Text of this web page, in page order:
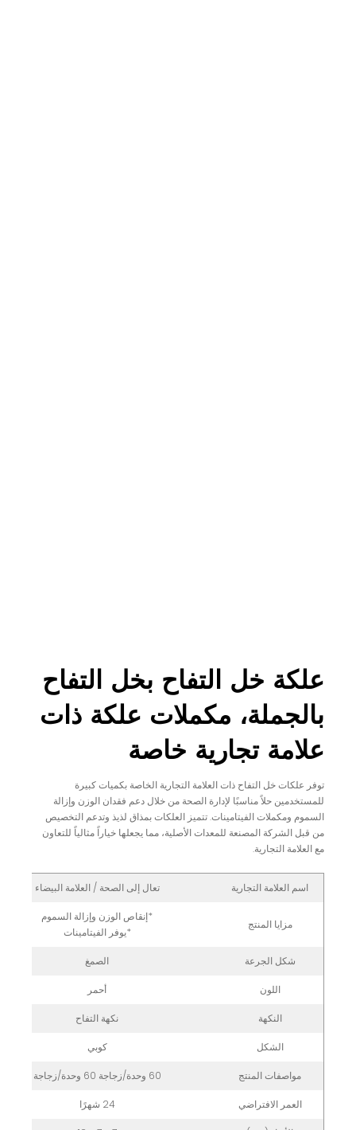
علكة خل التفاح بخل التفاح
بالجملة، مكملات علكة ذات
علامة تجارية خاصة
توفر علكات خل التفاح ذات العلامة التجارية الخاصة بكميات كبيرة
للمستخدمين حلاً مناسبًا لإدارة الصحة من خلال دعم فقدان الوزن وإزالة
السموم ومكملات الفيتامينات. تتميز العلكات بمذاق لذيذ وتدعم التخصيص
من قبل الشركة المصنعة للمعدات الأصلية، مما يجعلها خياراً مثالياً للتعاون
مع العلامة التجارية.
اسم العلامة التجارية تعال إلى الصحة / العلامة البيضاء
مزايا المنتج
*إنقاص الوزن وإزالة السموم
*يوفر الفيتامينات
شكل الجرعة الصمغ
اللون أحمر
النكهة نكهة التفاح
الشكل كوبي
مواصفات المنتج 60 وحدة/زجاجة 60 وحدة/زجاجة
العمر الافتراضي 24 شهرًا